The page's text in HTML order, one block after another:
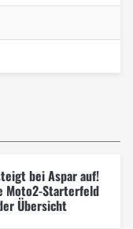
bei Aspar auf!
Moto2-Starterfeld
Übersicht